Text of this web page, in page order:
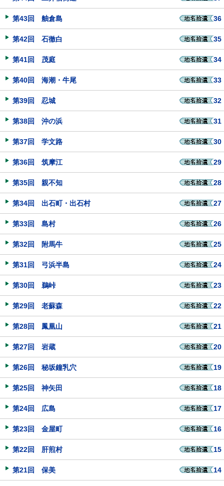
第43回 舳倉島 36
第42回 石徹白 35
第41回 茂庭 34
第40回 海潮・牛尾 33
第39回 忍城 32
第38回 沖の浜 31
第37回 学文路 30
第36回 筑摩江 29
第35回 親不知 28
第34回 出石町・出石村 27
第33回 島村 26
第32回 附馬牛 25
第31回 弓浜半島 24
第30回 鵜峠 23
第29回 老蘇森 22
第28回 鳳凰山 21
第27回 岩蔵 20
第26回 秘坂鐘乳穴 19
第25回 神矢田 18
第24回 広島 17
第23回 金屋町 16
第22回 肝煎村 15
第21回 保美 14